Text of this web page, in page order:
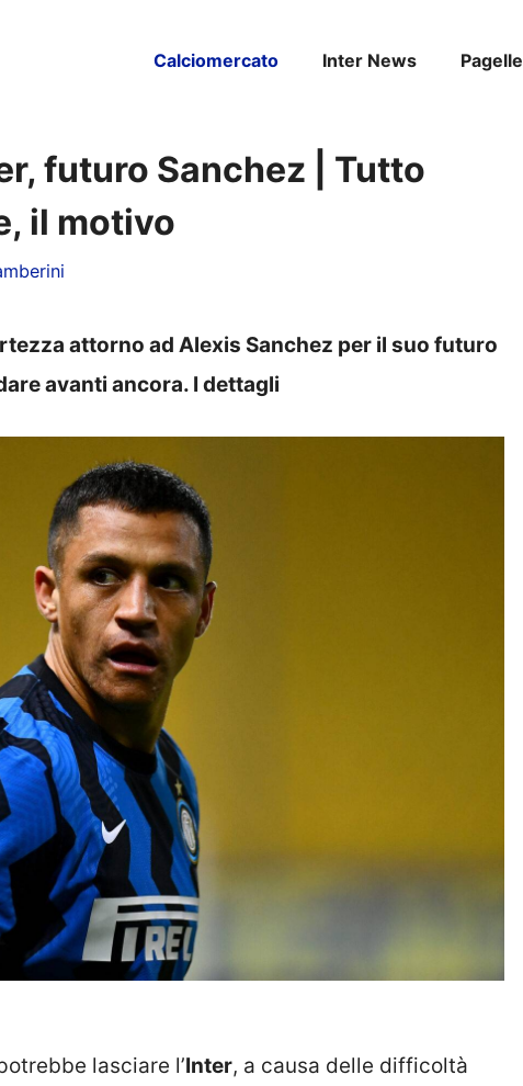
Calciomercato Inter News Pagelle
futuro Sanchez | Tutto
il motivo
attorno ad Alexis Sanchez per il suo futuro
avanti ancora. I dettagli
lasciare l’Inter, a causa delle difficoltà